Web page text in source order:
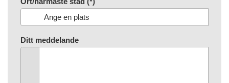
Ditt meddelande